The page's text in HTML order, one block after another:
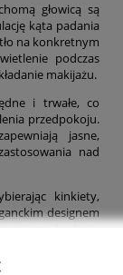
głowicą są
kąta padania
na konkretnym
podczas
makijażu.
i trwałe, co
przedpokoju.
jasne,
nad
kinkiety,
designem
przedpokoju,